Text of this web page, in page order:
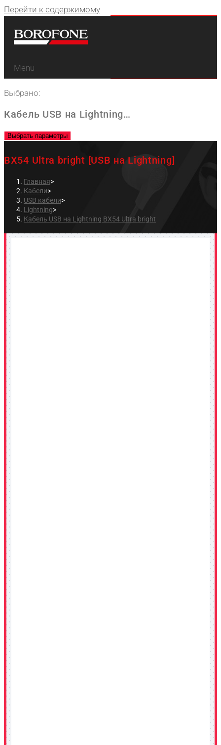
Перейти к содержимому
Menu
Выбрано:
Кабель USB на Lightning…
Выбрать параметры
BX54 Ultra bright [USB на Lightning]
Главная>
Кабели>
USB кабели>
Lightning>
Кабель USB на Lightning BX54 Ultra bright